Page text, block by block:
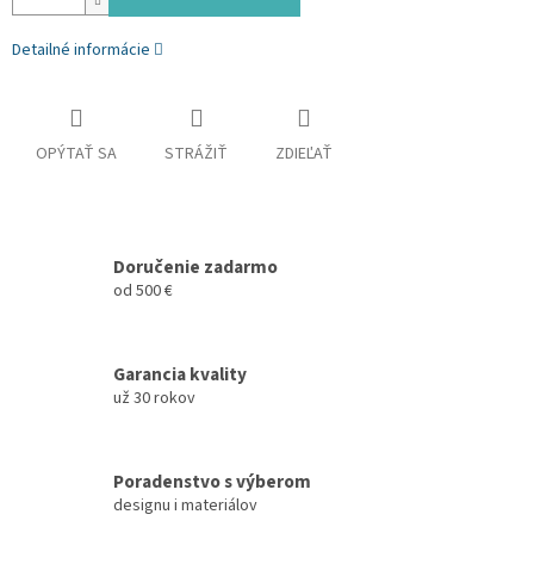
Detailné informácie
OPÝTAŤ SA STRÁŽIŤ ZDIEĽAŤ
Doručenie zadarmo
od 500 €
Garancia kvality
už 30 rokov
Poradenstvo s výberom
designu i materiálov